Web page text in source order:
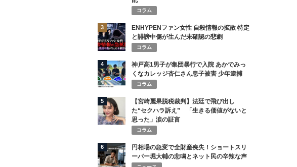
コラム
3
ENHYPENファン女性 自殺情報の拡散 特定
と誹謗中傷が生んだ未確認の悲劇
コラム
4
神戸高1男子が集団暴行で入院 あかでみっ
くなカレッジ杏仁さん息子被害 少年逮捕
コラム
5
【宮崎麗果脱税裁判】法廷で飛び出し
た“セクハラ訴え” 「生きる価値がないと
思った」涙の証言
コラム
6
円相場の急変で全財産喪失！ショートスリ
ーパー堀大輔の悲鳴とネット民の辛辣な声